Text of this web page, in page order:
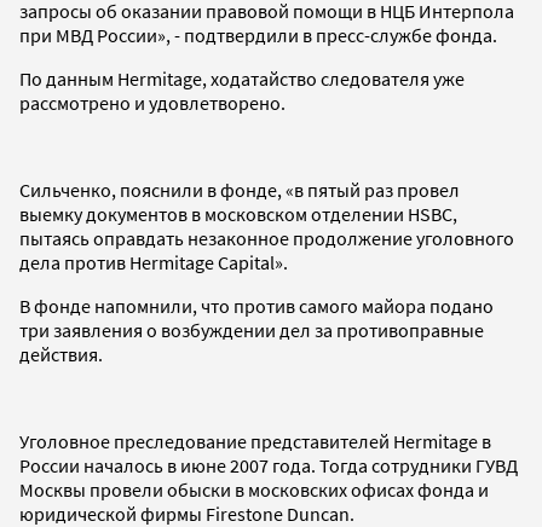
запросы об оказании правовой помощи в НЦБ Интерпола
при МВД России», - подтвердили в пресс-службе фонда.
По данным Hermitage, ходатайство следователя уже
рассмотрено и удовлетворено.
Сильченко, пояснили в фонде, «в пятый раз провел
выемку документов в московском отделении HSBC,
пытаясь оправдать незаконное продолжение уголовного
дела против Hermitage Capital».
В фонде напомнили, что против самого майора подано
три заявления о возбуждении дел за противоправные
действия.
Уголовное преследование представителей Hermitage в
России началось в июне 2007 года. Тогда сотрудники ГУВД
Москвы провели обыски в московских офисах фонда и
юридической фирмы Firestone Duncan.